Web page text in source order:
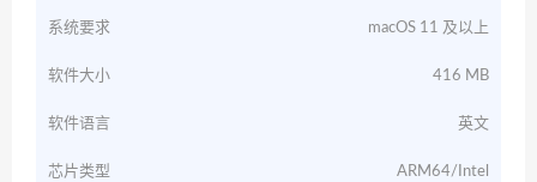
系统要求 macOS 11 及以上
软件大小 416 MB
软件语言 英文
芯片类型 ARM64/Intel